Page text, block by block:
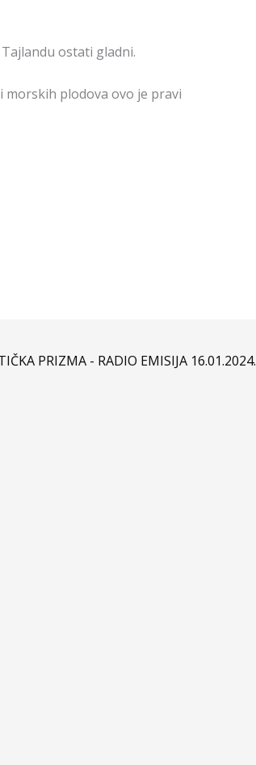
ostati gladni.
morskih plodova ovo je pravi
PRIZMA - RADIO EMISIJA 16.01.2024.